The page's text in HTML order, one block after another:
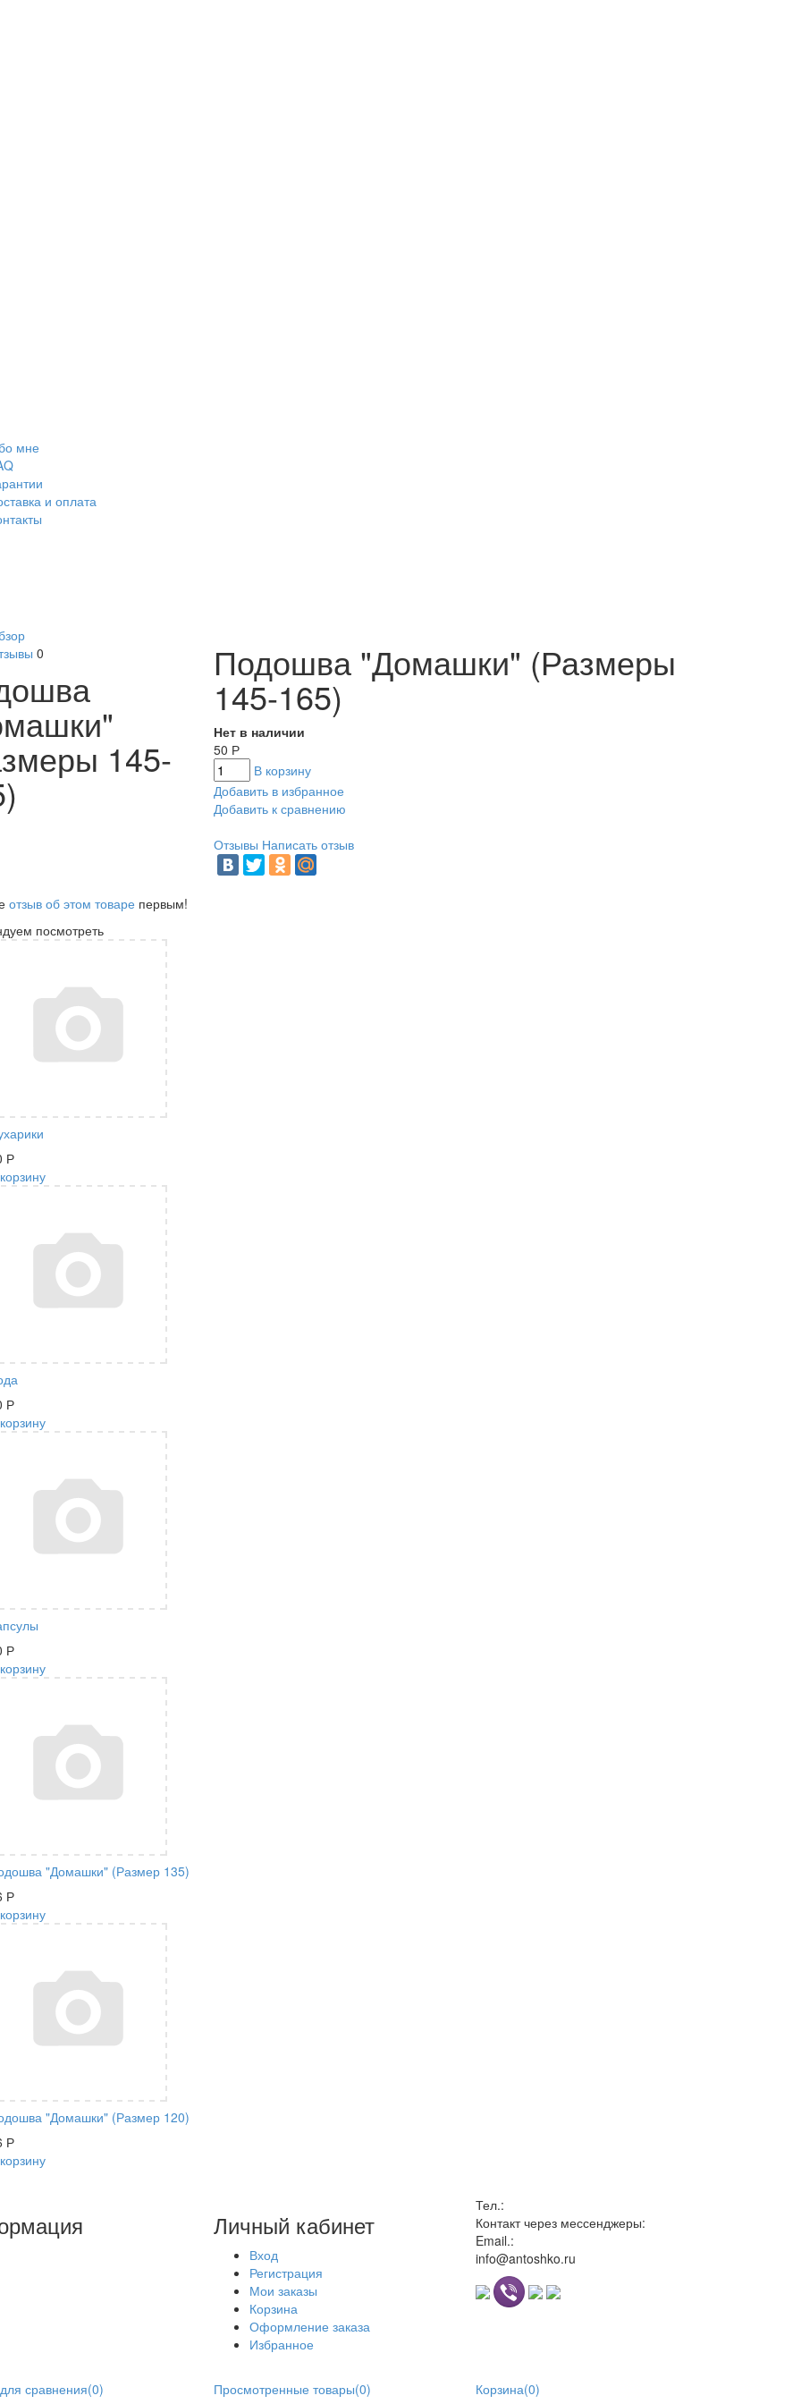
мне
и оплата
0
145-
Подошва "Домашки" (Размеры
145-165)
Нет в наличии
50 Р
В корзину
Добавить в избранное
Добавить к сравнению
Отзывы Написать отзыв
отзыв об этом товаре первым!
посмотреть
Р
Р
Р
"Домашки" (Размер 135)
Р
"Домашки" (Размер 120)
Р
Личный кабинет
Вход
Регистрация
Мои заказы
Корзина
Оформление заказа
Избранное
Тел.:
Контакт через мессенджеры:
Email.:
info@antoshko.ru
сравнения(0) Просмотренные товары(0) Корзина(0)